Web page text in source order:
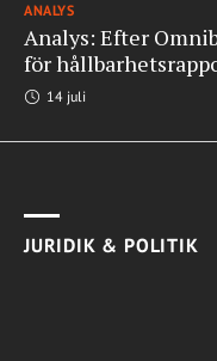
ANALYS
Analys: Efter
för
14 juli
JURIDIK & POLITIK